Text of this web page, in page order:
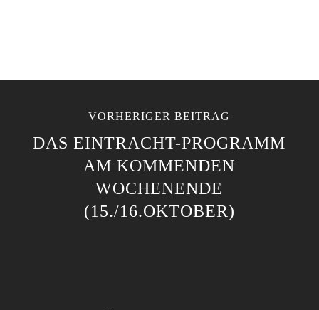
VORHERIGER BEITRAG
DAS EINTRACHT-PROGRAMM
AM KOMMENDEN
WOCHENENDE
(15./16.OKTOBER)